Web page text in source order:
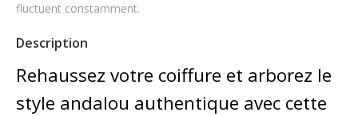
fluctuent constamment.
Description
Rehaussez votre coiffure et arborez le
style andalou authentique avec cette